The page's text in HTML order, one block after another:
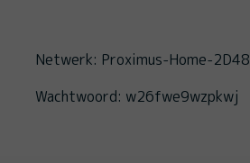
Netwerk: Proximus-Home-2D48
Wachtwoord: w26fwe9wzpkwj